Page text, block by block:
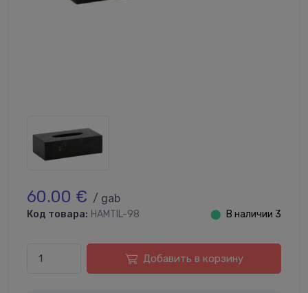
60.00 € / gab
Код товара: HAMTIL-98 ⬤ В наличии 3
Добавить в корзину